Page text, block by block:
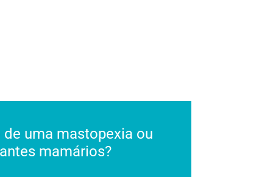
de uma mastopexia ou
mamários?